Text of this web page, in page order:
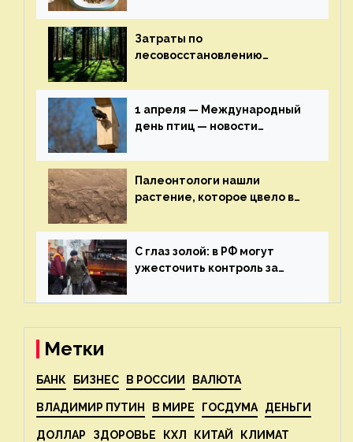
здоровье — новости
экологии на ECOportal
Затраты по
лесовосстановлению
строительства — новости
экологии на ECOportal
1 апреля — Международный
день птиц — новости
Палеонтологи нашли
растение, которое цвело в
экологии на ECOportal
С глаз золой: в РФ могут
ужесточить контроль за
— новости экологии на
Метки
БАНК БИЗНЕС В РОССИИ ВАЛЮТА
ВЛАДИМИР ПУТИН В МИРЕ ГОСДУМА ДЕНЬГИ
ДОЛЛАР ЗДОРОВЬЕ КХЛ КИТАЙ КЛИМАТ